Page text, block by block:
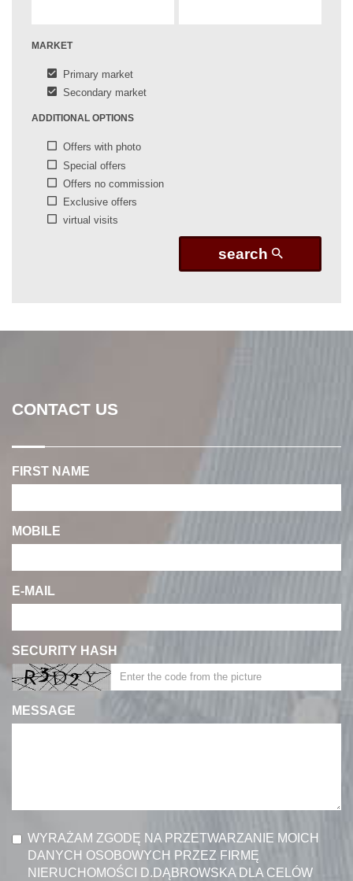
MARKET
Primary market
Secondary market
ADDITIONAL OPTIONS
Offers with photo
Special offers
Offers no commission
Exclusive offers
virtual visits
search
CONTACT US
FIRST NAME
MOBILE
E-MAIL
SECURITY HASH
MESSAGE
WYRAŻAM ZGODĘ NA PRZETWARZANIE MOICH
DANYCH OSOBOWYCH PRZEZ FIRMĘ
NIERUCHOMOŚCI D.DĄBROWSKA DLA CELÓW